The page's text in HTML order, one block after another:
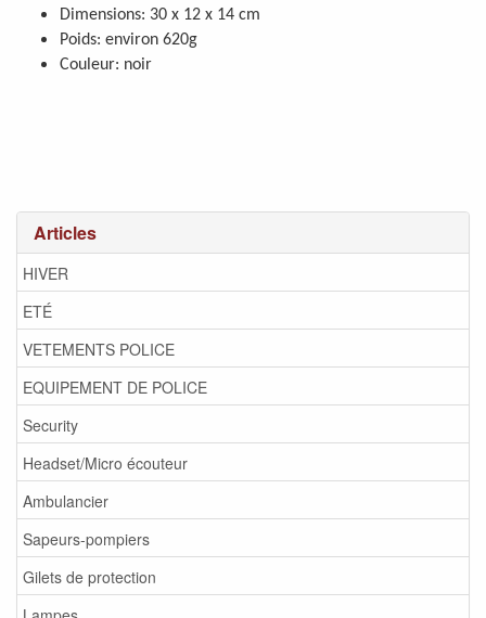
Articles
HIVER
ETÉ
VETEMENTS POLICE
EQUIPEMENT DE POLICE
Security
Headset/Micro écouteur
Ambulancier
Sapeurs-pompiers
Gilets de protection
Dimensions: 30 x 12 x 14 cm
Poids: environ 620g
Couleur: noir